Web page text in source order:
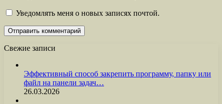
Уведомлять меня о новых записях почтой.
Свежие записи
Эффективный способ закрепить программу, папку или
файл на панели задач…
26.03.2026